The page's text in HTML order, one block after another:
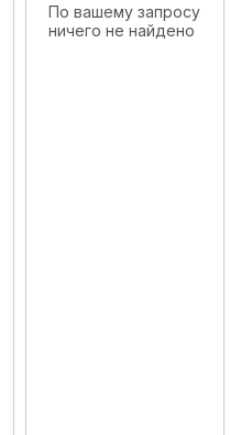
По вашему запросу
ничего не найдено